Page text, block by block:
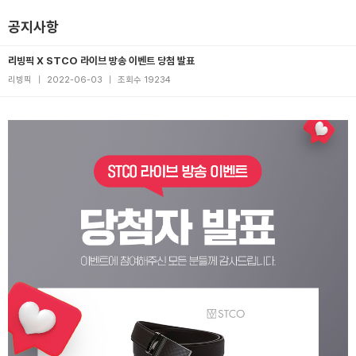
공지사항
리빙픽 X STCO 라이브 방송 이벤트 당첨 발표
리빙픽 2022-06-03 조회수 19234